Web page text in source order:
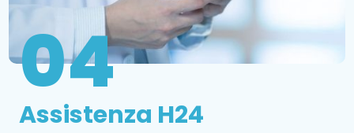
04
Assistenza H24